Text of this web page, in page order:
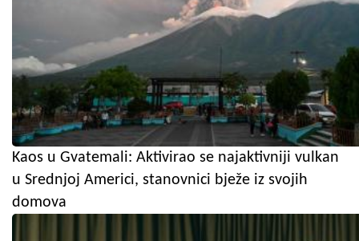
Kaos u Gvatemali: Aktivirao se najaktivniji vulkan
u Srednjoj Americi, stanovnici bježe iz svojih
domova